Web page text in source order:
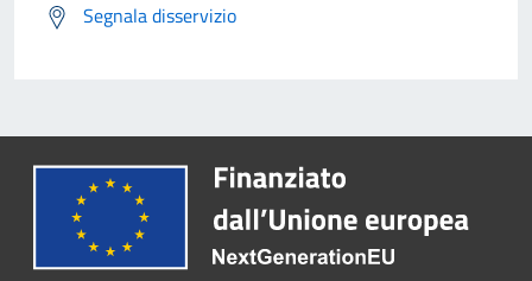
Segnala disservizio